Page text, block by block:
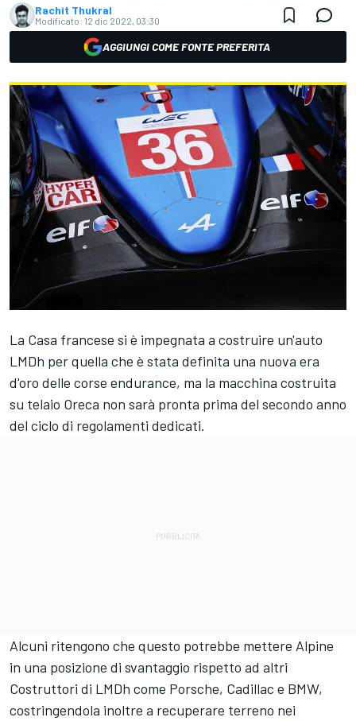
Rachit Thukral
Modificato: 12 dic 2022, 03:30
AGGIUNGI COME FONTE PREFERITA
La Casa francese si è impegnata a costruire un'auto
LMDh per quella che è stata definita una nuova era
d'oro delle corse endurance, ma la macchina costruita
su telaio Oreca non sarà pronta prima del secondo anno
del ciclo di regolamenti dedicati.
Alcuni ritengono che questo potrebbe mettere Alpine
in una posizione di svantaggio rispetto ad altri
Costruttori di LMDh come Porsche, Cadillac e BMW,
costringendola inoltre a recuperare terreno nei